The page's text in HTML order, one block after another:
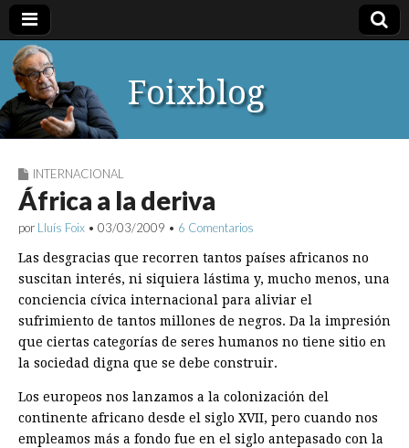
Foixblog
INTERNACIONAL
África a la deriva
por Lluís Foix • 03/03/2009 • 6 Comentarios
Las desgracias que recorren tantos países africanos no
suscitan interés, ni siquiera lástima y, mucho menos, una
conciencia cívica internacional para aliviar el
sufrimiento de tantos millones de negros. Da la impresión
que ciertas categorías de seres humanos no tiene sitio en
la sociedad digna que se debe construir.
Los europeos nos lanzamos a la colonización del
continente africano desde el siglo XVII, pero cuando nos
empleamos más a fondo fue en el siglo antepasado con la